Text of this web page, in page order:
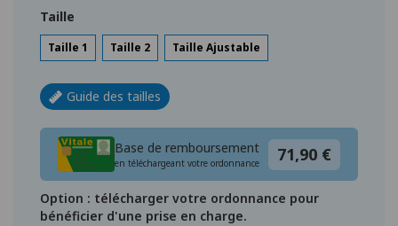
Taille
Taille 1 Taille 2 Taille Ajustable
Guide des tailles
Base de remboursement
en téléchargeant votre ordonnance 71,90 €
Option : télécharger votre ordonnance pour
bénéficier d'une prise en charge.